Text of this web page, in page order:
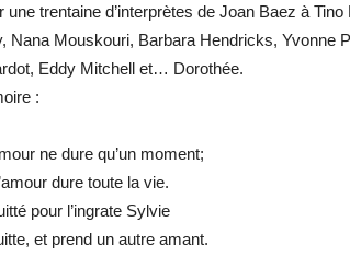
une trentaine d’interprètes de Joan Baez à
Nana Mouskouri, Barbara Hendricks, Yvonne
Eddy Mitchell et… Dorothée.
:
ne dure qu’un moment;
dure toute la vie.
pour l’ingrate Sylvie
et prend un autre amant.